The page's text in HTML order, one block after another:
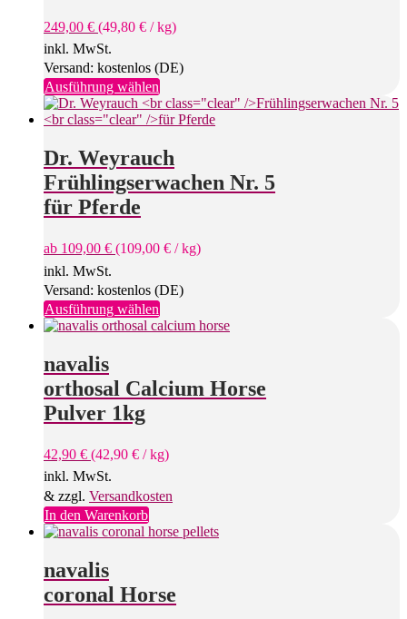
249,00 € (49,80 € /kg)
inkl. MwSt.
Versand: kostenlos (DE)
Ausführung wählenDieses
Produkt
weist
Varianten
auf.
Die
der
gewählt
werden
Dr. Weyrauch
Frühlingserwachen Nr. 5
für Pferde
ab 109,00 € (109,00 € /kg)
inkl. MwSt.
Versand: kostenlos (DE)
Ausführung wählenDieses
Produkt
auf.
auf
gewählt
navalis
orthosal Calcium Horse
Pulver 1kg
42,90 € (42,90 € /kg)
inkl. MwSt.
& zzgl. Versandkosten
In den Warenkorb
navalis
coronal Horse